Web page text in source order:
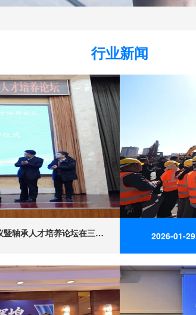
行业新闻
全国轴承行业产教融合共同体会议暨轴承人才培养论坛在三门峡成功举办 2026-01-29